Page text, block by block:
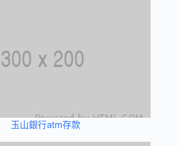
玉山銀行atm存款